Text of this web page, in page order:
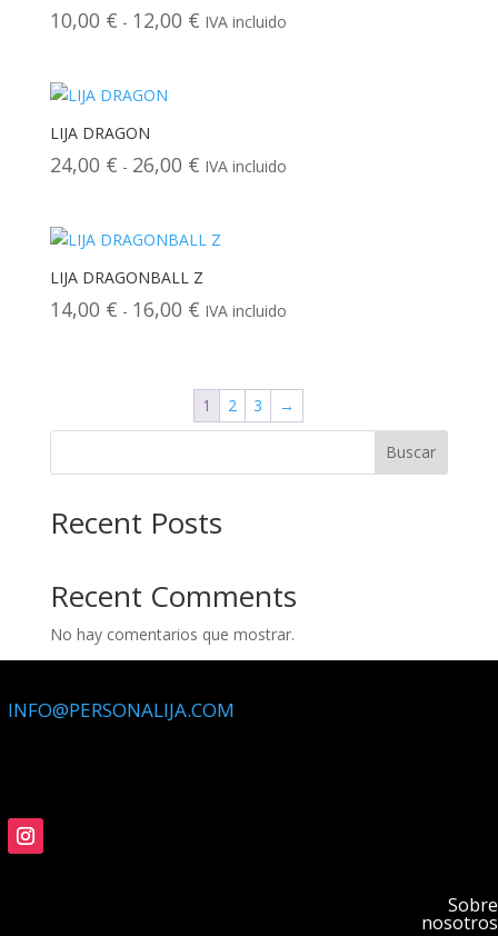
15,00 €
10,00 € - 12,00 €Rango
12,00 €
IVA incluido
LIJA DRAGON
24,00 € - 26,00 €Rango
desde
hasta
26,00 €
IVA incluido
LIJA DRAGONBALL Z
14,00 € - 16,00 €Rango
14,00 €
hasta
IVA incluido
1 2 3 →
Buscar
Recent Posts
Recent Comments
No hay comentarios que mostrar.
INFO@PERSONALIJA.COM
Sobre
nosotros